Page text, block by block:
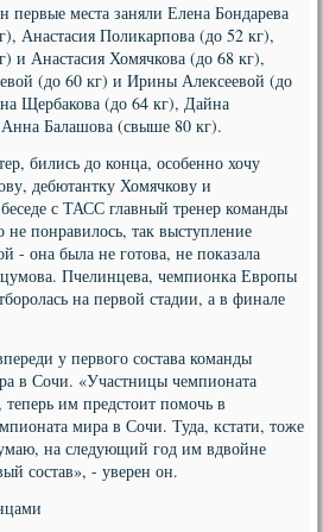
места заняли Елена Бондарева
Анастасия Поликарпова (до 52 кг),
и Анастасия Хомячкова (до 68 кг),
(до 60 кг) и Ирины Алексеевой (до
Щербакова (до 64 кг), Дайна
Балашова (свыше 80 кг).
бились до конца, особенно хочу
дебютантку Хомячкову и
с ТАСС главный тренер команды
понравилось, так выступление
- она была не готова, не показала
Пчелинцева, чемпионка Европы
на первой стадии, а в финале
у первого состава команды
в Сочи. «Участницы чемпионата
им предстоит помочь в
мира в Сочи. Туда, кстати, тоже
на следующий год им вдвойне
состав», - уверен он.